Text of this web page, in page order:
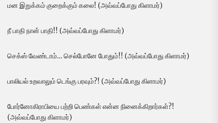
மன இறுக்கம் குறைக்கும் கலை! (அவ்வப்போது கிளாமர்)
நீ பாதி நான் பாதி!! (அவ்வப்போது கிளாமர்)
செக்ஸ் வேண்டாம்… செல்போனே போதும்!! (அவ்வப்போது கிளாமர்)
பாலியல் உறவாலும் டெங்கு பரவும்?! (அவ்வப்போது கிளாமர்)
போர்னோகிராபியை பற்றி பெண்கள் என்ன நினைக்கிறார்கள்?!
(அவ்வப்போது கிளாமர்)